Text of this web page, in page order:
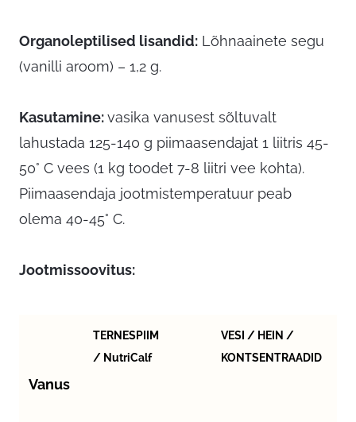
Organoleptilised lisandid: Lõhnaainete segu
(vanilli aroom) – 1,2 g.
Kasutamine:vasika vanusest sõltuvalt
lahustada 125-140 g piimaasendajat 1 liitris 45-
50° C vees (1 kg toodet 7-8 liitri vee kohta).
Piimaasendaja jootmistemperatuur peab
olema 40-45° C.
Jootmissoovitus:
Vanus
TERNESPIIM
/ NutriCalf
VESI / HEIN /
KONTSENTRAADID